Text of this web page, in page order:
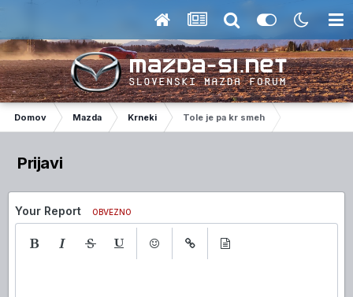
Domov Mazda Krneki Tole je pa kr smeh
Prijavi
Your Report OBVEZNO